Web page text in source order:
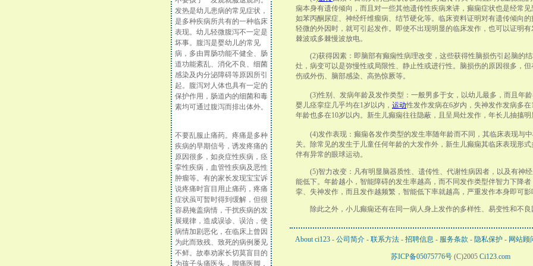
发热是幼儿患病的常见症状，
是多种疾病所共有的一种临床
表现。幼儿轻微腹泻不一定是
坏事。腹泻是婴幼儿的常见
病，多由胃肠功能不健全、肠
道功能紊乱、消化不良、细菌
感染及内分泌障碍等原因所引
起。腹泻对人体也具有一定的
保护作用，肠道内的细菌和毒
素均可通过腹泻而排出体外。
不要乱服止痛药。疼痛是多种
疾病的早期信号，诱发疼痛的
原因很多，如炎症性疾病，痉
挛性疾病，血管性疾病及恶性
肿瘤等。有的家长发现宝宝诉
说疼痛时盲目用止痛药，疼痛
症状虽可暂时得到缓解，但很
容易掩盖病情，干扰疾病的发
展规律，造成误诊、误治，使
病情加剧恶化，在临床上曾因
为此而致残、致死的病例屡见
不鲜。故奉劝家长切莫盲目的
为孩子头痛医头，脚痛医脚，
痫本身有遗传倾向，而且对一些其他遗传性疾病来讲，癫痫症状也是经常
如苯丙酮尿症、神经纤维瘤病、结节硬化等。临床资料证明对有遗传倾向
轻微的外因时，就可引起发作。即使不出现明显的临床发作，也可以证明
棘波或多棘慢波放电。
(2)获得因素：即脑部有癫痫性病理改变，这些获得性脑损伤引起脑的结
灶，病变可以是弥慢性或局限性、静止性或进行性。脑损伤的原因很多，
伤或外伤、脑部感染、高热惊厥等。
(3)性别、发病年龄及发作类型：一般男多于女，以幼儿最多，而且年
婴儿痉挛症几乎均在1岁以内， 运动性发作发病在6岁内，失神发作发病多
年龄也多在10岁以内。新生儿癫痫往往隐蔽，且呈局灶发作，年长儿抽搐
(4)发作表现：癫痫各发作类型的发生率随年龄而不同，其临床表现与
关。除常见的发生于儿童任何年龄的大发作外，新生儿癫痫其临床表现形
伴有异常的眼球运动。
(5)智力改变：凡有明显脑器质性、遗传性、代谢性病因者，以及有神
能低下。年龄越小，智能障碍的发生率越高，而不同发作类型伴智力下降
挛、失神发作，而且发作越频繁，智能低下率就越高，严重发作本身即可
除此之外，小儿癫痫还有在同一病人身上发作的多样性、易变性和不良
About ci123- 公司简介- 联系方法- 招聘信息 - 服务条款 - 隐私保护- 网站顾
苏ICP备05075776号(C)2005 Ci123.com